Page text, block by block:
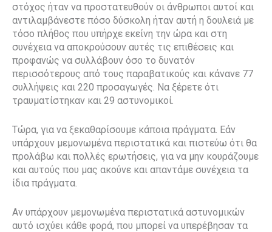
στόχος ήταν να προστατευθούν οι άνθρωποι αυτοί και
αντιλαμβάνεστε πόσο δύσκολη ήταν αυτή η δουλειά με
τόσο πλήθος που υπήρχε εκείνη την ώρα και στη
συνέχεια να αποκρούσουν αυτές τις επιθέσεις και
προφανώς να συλλάβουν όσο το δυνατόν
περισσότερους από τους παραβατικούς και κάνανε 77
συλλήψεις και 220 προσαγωγές. Να ξέρετε ότι
τραυματίστηκαν και 29 αστυνομικοί.
Τώρα, για να ξεκαθαρίσουμε κάποια πράγματα. Εάν
υπάρχουν μεμονωμένα περιστατικά και πιστεύω ότι θα
προλάβω και πολλές ερωτήσεις, για να μην κουράζουμε
και αυτούς που μας ακούνε και απαντάμε συνέχεια τα
ίδια πράγματα.
Αν υπάρχουν μεμονωμένα περιστατικά αστυνομικών
αυτό ισχύει κάθε φορά, που μπορεί να υπερέβησαν τα